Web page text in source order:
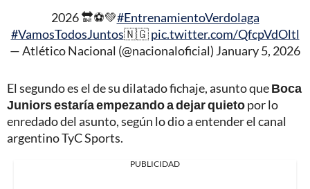
2026 🔛⚽️💚#EntrenamientoVerdolaga
#VamosTodosJuntos🇳🇬pic.twitter.com/QfcpVdOltl
— Atlético Nacional (@nacionaloficial) January 5, 2026
El segundo es el de su dilatado fichaje, asunto queBoca
Juniors estaría empezando a dejar quietopor lo
enredado del asunto, según lo dio a entender el canal
argentino TyC Sports.
PUBLICIDAD